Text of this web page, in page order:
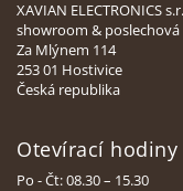
XAVIAN ELECTRONICS
showroom &
Za Mlýnem 114
253 01 Hostivice
Česká republika
Otevírací hodiny
Po - Čt: 08.30 – 15.30